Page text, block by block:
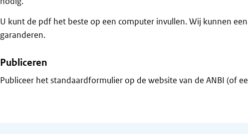
U kunt de pdf het beste op een computer invullen. Wij kunnen
garanderen.
Publiceren
Publiceer het standaardformulier op de website van de ANBI (of